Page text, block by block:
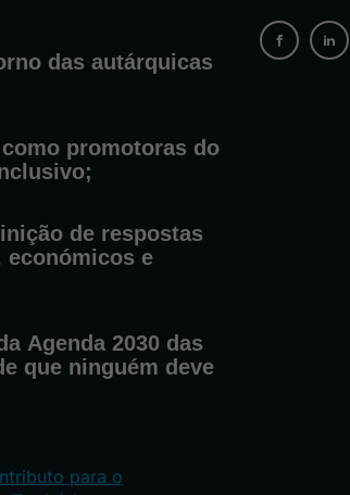
das autárquicas
promotoras do
;
de respostas
económicos e
Agenda 2030 das
que ninguém deve
para o